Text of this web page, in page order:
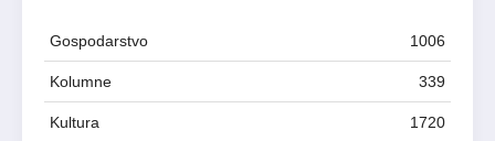
Gospodarstvo 1006
Kolumne 339
Kultura 1720